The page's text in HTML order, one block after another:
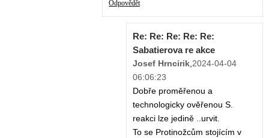
Odpovědět
Re: Re: Re: Re: Re:
Sabatierova re akce
Josef Hrncirik,2024-04-04
06:06:23
Dobře proměřenou a
technologicky ověřenou S.
reakci lze jedině ..urvit.
To se Protinožcům stojícím v